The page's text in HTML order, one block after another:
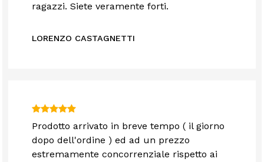
ragazzi. Siete veramente forti.
LORENZO CASTAGNETTI
Prodotto arrivato in breve tempo ( il giorno
dopo dell'ordine ) ed ad un prezzo
estremamente concorrenziale rispetto ai